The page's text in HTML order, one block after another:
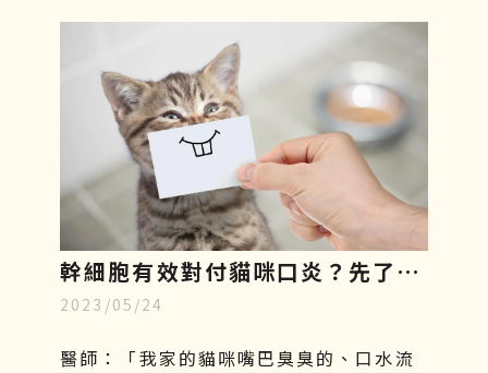
相對較嚴重。如果你家的汪星人行動力變
得緩慢、走路開始一跛一跛的，很有可能
是退化性關節炎造成的，因此在接下來的
文章中，將一一說明狗狗關節炎症狀有哪
些、吃什麼才好、治療方針與日常關節保
養。
幹細胞有效對付貓咪口炎？先了解
成因、症狀和照顧，再探索治療新
知
2023/05/24
醫師：「我家的貓咪嘴巴臭臭的、口水流